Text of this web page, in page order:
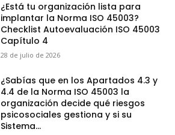
¿Está tu organización lista para
implantar la Norma ISO 45003?
Checklist Autoevaluación ISO 45003
Capítulo 4
28 de julio de 2026
¿Sabías que en los Apartados 4.3 y
4.4 de la Norma ISO 45003 la
organización decide qué riesgos
psicosociales gestiona y si su
Sistema...